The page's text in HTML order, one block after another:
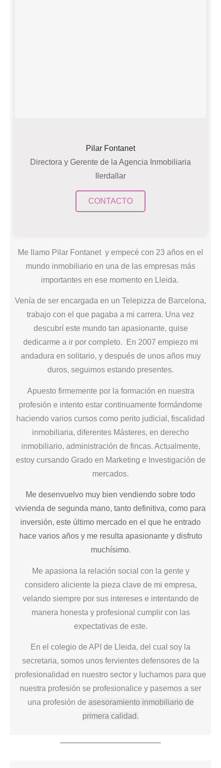
Pilar Fontanet
Directora y Gerente de la Agencia Inmobiliaria
Ilerdallar
CONTACTO
Me llamo Pilar Fontanet y empecé con 23 años en el
mundo inmobiliario en una de las empresas más
importantes en ese momento en Lleida.
Venía de ser encargada en un Telepizza de Barcelona,
trabajo con el que pagaba a mi carrera. Una vez
descubrí este mundo tan apasionante, quise
dedicarme a ir por completo.
En 2007 empiezo mi
andadura en solitario, y después de unos años muy
duros, seguimos estando presentes.
Apuesto firmemente por la formación en nuestra
profesión e intento estar continuamente formándome
haciendo varios cursos como perito judicial, fiscalidad
inmobiliaria, diferentes Másteres, en derecho
inmobiliario, administración de fincas. Actualmente,
estoy cursando Grado en Marketing e Investigación de
mercados.
Me desenvuelvo muy bien vendiendo sobre todo
vivienda de segunda mano, tanto definitiva, como para
inversión, este último mercado en el que he entrado
hace varios años y me resulta apasionante y disfruto
muchísimo.
Me apasiona la relación social con la gente y
considero aliciente la pieza clave de mi empresa,
velando siempre por sus intereses e intentando de
manera honesta y profesional cumplir con las
expectativas de este.
En el colegio de API de Lleida, del cual soy la
secretaria, somos unos fervientes defensores de la
profesionalidad en nuestro sector y luchamos para que
nuestra profesión se profesionalice y pasemos a ser
una profesión de asesoramiento inmobiliario de
primera calidad.